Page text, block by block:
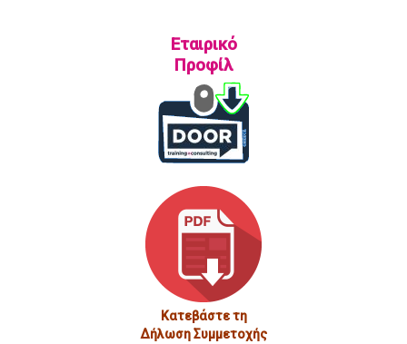
Keynote Speeches
Εταιρικό
Προφίλ
Κατεβάστε τη
Δήλωση Συμμετοχής